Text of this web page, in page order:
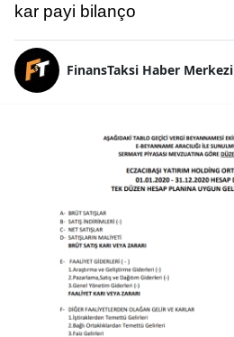
kar payi bilanço
FinansTaksi Haber Merkezi